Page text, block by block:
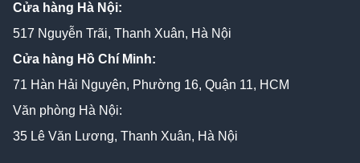
Cửa hàng Hà Nội:
517 Nguyễn Trãi, Thanh Xuân, Hà Nội
Cửa hàng Hồ Chí Minh:
71 Hàn Hải Nguyên, Phường 16, Quận 11, HCM
Văn phòng Hà Nội:
35 Lê Văn Lương, Thanh Xuân, Hà Nội